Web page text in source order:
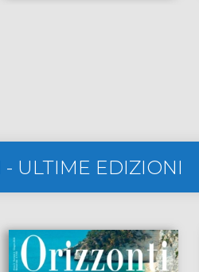
- ULTIME EDIZIONI